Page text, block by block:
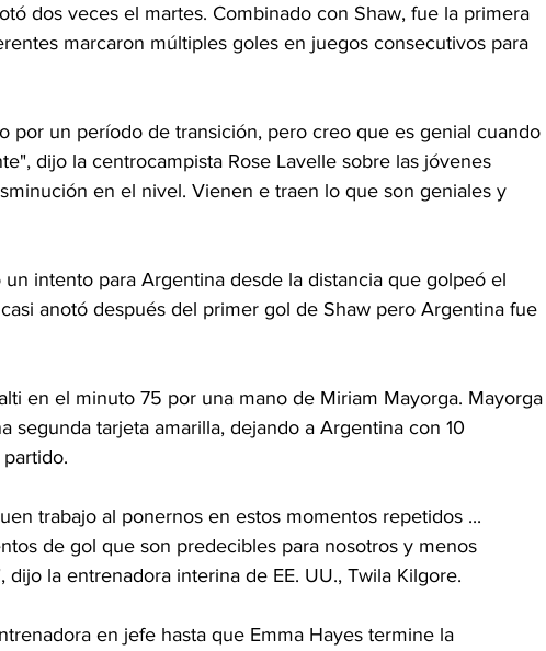
dos veces el martes. Combinado con Shaw, fue la primera
marcaron múltiples goles en juegos consecutivos para
por un período de transición, pero creo que es genial cuando
dijo la centrocampista Rose Lavelle sobre las jóvenes
en el nivel. Vienen e traen lo que son geniales y
intento para Argentina desde la distancia que golpeó el
anotó después del primer gol de Shaw pero Argentina fue
en el minuto 75 por una mano de Miriam Mayorga. Mayorga
segunda tarjeta amarilla, dejando a Argentina con 10
trabajo al ponernos en estos momentos repetidos ...
de gol que son predecibles para nosotros y menos
la entrenadora interina de EE. UU., Twila Kilgore.
en jefe hasta que Emma Hayes termine la